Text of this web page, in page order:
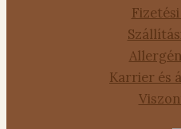
Karrier és